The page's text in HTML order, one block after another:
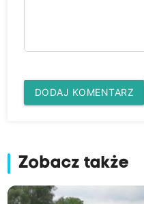
DODAJ KOMENTARZ
Zobacz także